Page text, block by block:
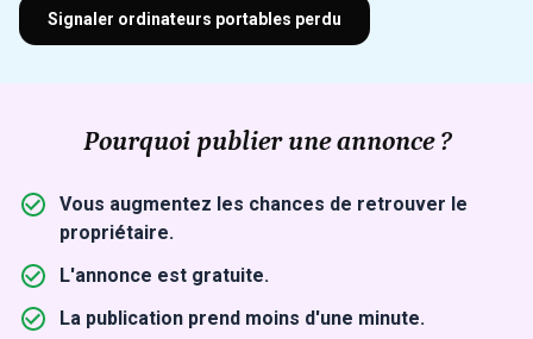
Signaler ordinateurs portables perdu
Pourquoi publier une annonce ?
Vous augmentez les chances de retrouver le
propriétaire.
L'annonce est gratuite.
La publication prend moins d'une minute.